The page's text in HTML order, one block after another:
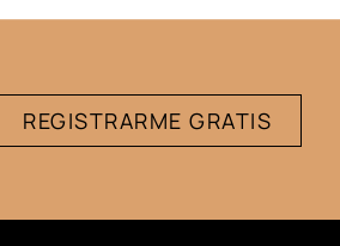
REGISTRARME GRATIS